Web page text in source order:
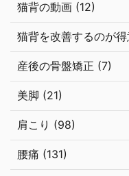
猫背の動画 (12)
猫背を改善するのが
産後の骨盤矯正 (7)
美脚 (21)
肩こり (98)
腰痛 (131)